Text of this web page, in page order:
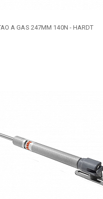
A GAS 247MM 140N - HARDT